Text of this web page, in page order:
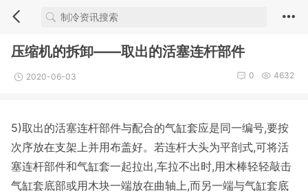
压缩机的拆卸——取出的活塞连杆部件
2020-06-03 4632
0
5)取出的活塞连杆部件与配合的气缸套应是同一编号,要按
次序放在支架上并用布盖好。若连杆大头为平剖式,可将活
塞连杆部件和气缸套一起拉出,车拉不出时,用木棒轻轻敲击
气缸套底部或用木块一端放在曲轴上,而另一端与气缸套底